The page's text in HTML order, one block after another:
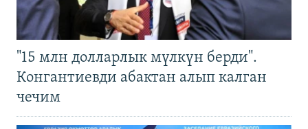
"15 млн долларлык мүлкүн берди".
Конгантиевди абактан алып калган
чечим